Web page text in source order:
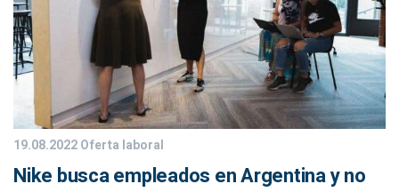
19.08.2022Oferta laboral
Nike busca empleados en Argentina y no